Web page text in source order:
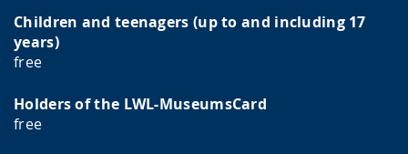
Children and teenagers (up to and including 17
years)
free
Holders of the LWL-MuseumsCard
free